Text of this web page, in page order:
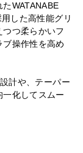
WATANABE
した高性能グリ
つ柔らかいフ
ブ操作性を高め
計や、テーパー
化してスムー